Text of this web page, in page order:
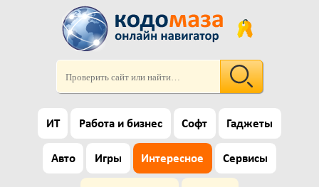
ИТ Работа и бизнес Софт Гаджеты
Авто Игры Интересное Сервисы